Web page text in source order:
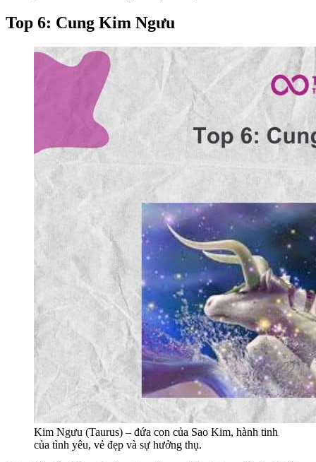
Top 6: Cung Kim Ngưu
Kim Ngưu (Taurus) – đứa con của Sao Kim, hành tinh
của tình yêu, vẻ đẹp và sự hưởng thụ.